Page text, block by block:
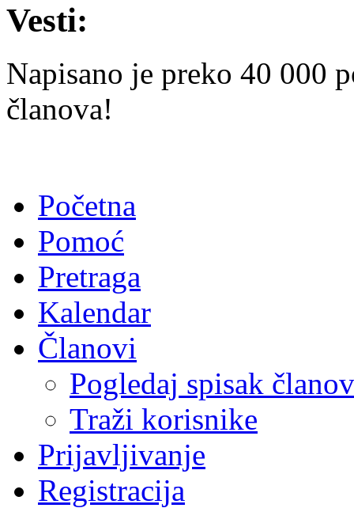
Vesti:
Napisano je preko 40 000
članova!
Početna
Pomoć
Pretraga
Kalendar
Članovi
Pogledaj spisak
Traži korisnike
Prijavljivanje
Registracija